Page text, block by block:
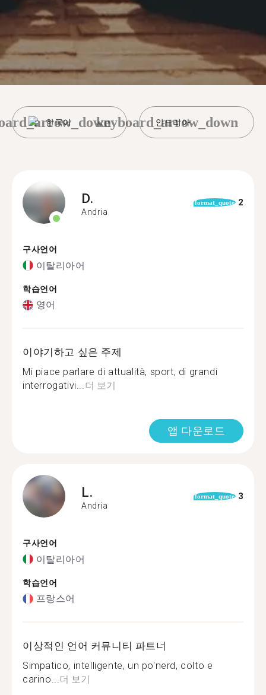
한국어 안드리아
keyboard_arrow_down
D.
Andria
format_quote 2
구사언어
이탈리아어
학습언어
영어
이야기하고 싶은 주제
Mi piace parlare di attualità, sport, di grandi
interrogativi...더 보기
앱 다운로드
L.
Andria
format_quote 3
구사언어
이탈리아어
학습언어
프랑스어
이상적인 언어 커뮤니티 파트너
Simpatico, intelligente, un po'nerd, colto e
carino...더 보기